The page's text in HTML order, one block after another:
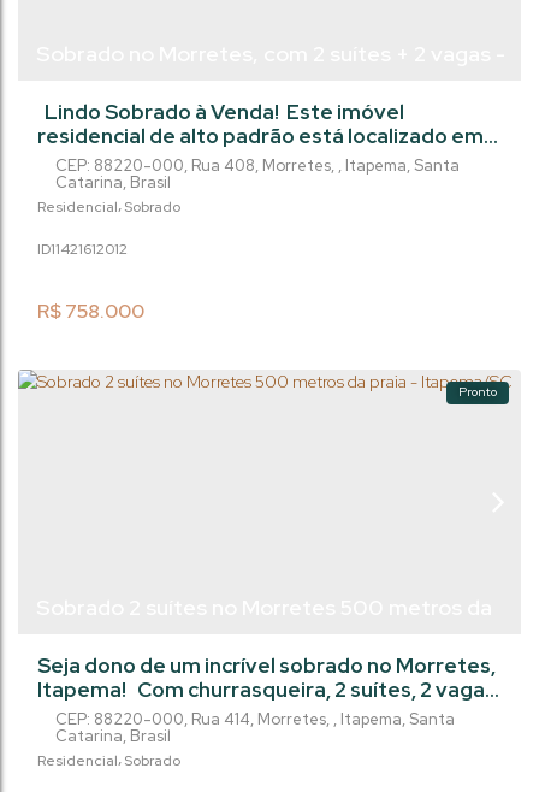
Residencial Sobrado
R$758.000
2012
1142161
CEP: 88220-000, Rua 408, Morretes , Itapema, Santa
Catarina, Brasil
Lindo Sobrado à Venda! Este imóvel
residencial de alto padrão está localizado em
um dos bairros mais valorizados da cidade.
Com 2 suítes + Lavabo e 2 vagas de garagem,
é o lugar perfeito para você e sua família
uma área total de 96m² e área privativa de
amplos e bem distribuídos, perfeitos...
Pronto
Residencial Sobrado
CEP: 88220-000, Rua 414, Morretes , Itapema, Santa
Catarina, Brasil
Seja dono de um incrível sobrado no Morretes,
Itapema! Com churrasqueira, 2 suítes, 2 vagas
na garagem e uma área privativa de 128.5m²,
esse imóvel é perfeito para quem busca
conforto e sofisticação. Não perca essa